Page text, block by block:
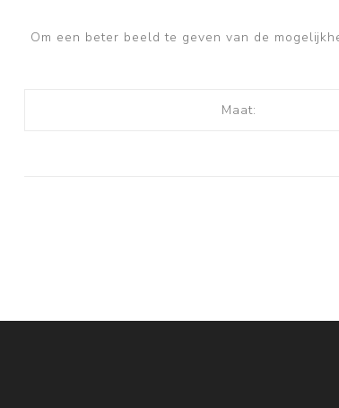
Om een beter beeld te geven van de
Maat: